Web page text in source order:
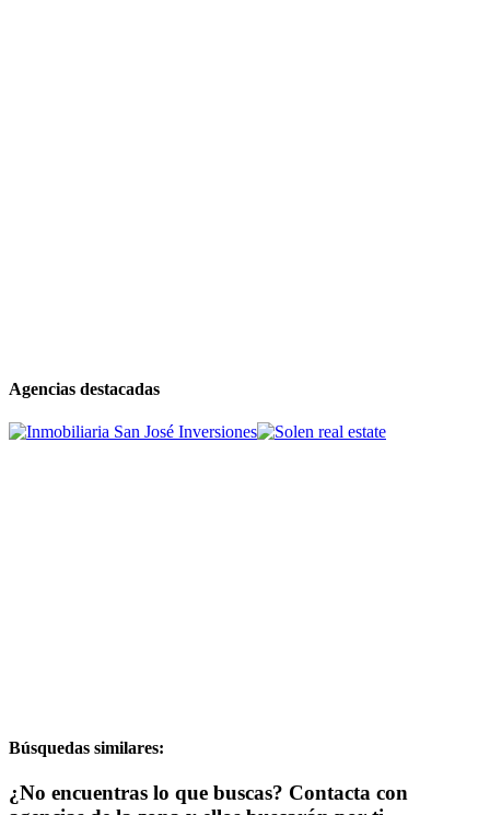
Agencias destacadas
Búsquedas similares:
¿No encuentras lo que buscas? Contacta con